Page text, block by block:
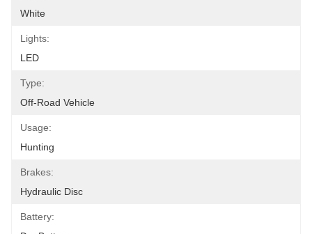
White
Lights:
LED
Type:
Off-Road Vehicle
Usage:
Hunting
Brakes:
Hydraulic Disc
Battery: